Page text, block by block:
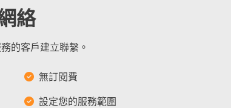
絡
的客戶建立聯繫。
無訂閱費
設定您的服務範圍